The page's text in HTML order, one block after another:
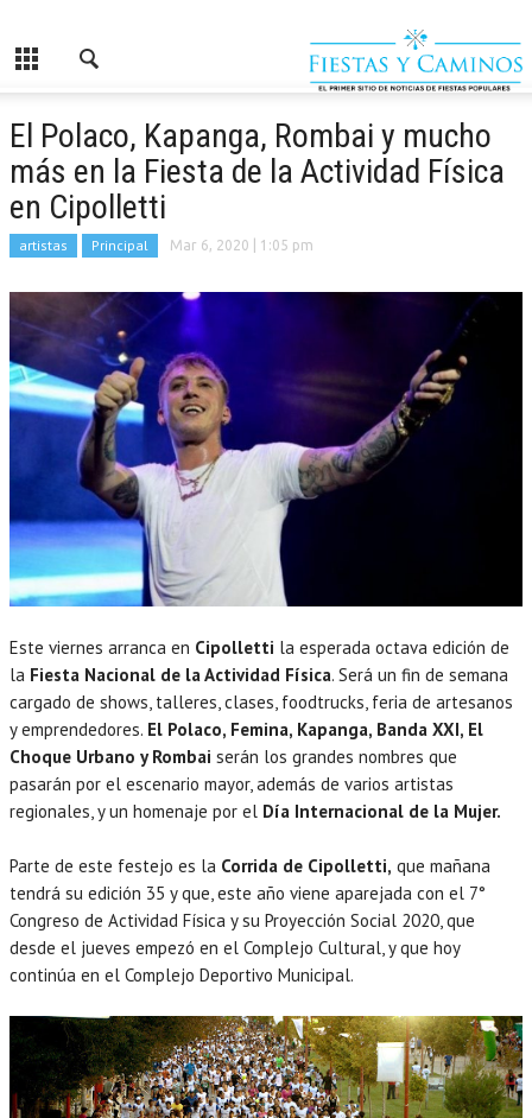
El Polaco, Kapanga, Rombai y mucho
más en la Fiesta de la Actividad Física
en Cipolletti
artistas Principal Mar 6, 2020 | 1:05 pm
Este viernes arranca en Cipolletti la esperada octava edición de
la Fiesta Nacional de la Actividad Física. Será un fin de semana
cargado de shows, talleres, clases, foodtrucks, feria de artesanos
y emprendedores. El Polaco, Femina, Kapanga, Banda XXI, El
Choque Urbano y Rombai serán los grandes nombres que
pasarán por el escenario mayor, además de varios artistas
regionales, y un homenaje por el Día Internacional de la Mujer.
Parte de este festejo es la Corrida de Cipolletti, que mañana
tendrá su edición 35 y que, este año viene aparejada con el 7°
Congreso de Actividad Física y su Proyección Social 2020, que
desde el jueves empezó en el Complejo Cultural, y que hoy
continúa en el Complejo Deportivo Municipal.